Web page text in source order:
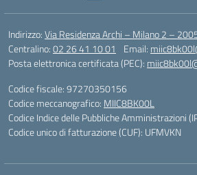
Indirizzo:Via Residenza Archi – Milano 2 –
Centralino:02 26 41 10 01 Email:
Posta elettronica certificata (PEC):
Codice fiscale: 97270350156
Codice meccanografico: MIIC8BK00L
Codice Indice delle Pubbliche Amministrazioni
Codice unico di fatturazione (CUF): UFMVKN